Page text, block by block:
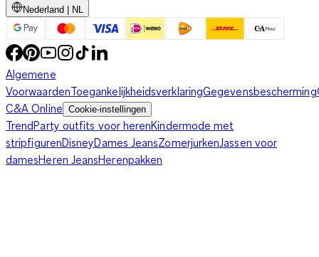
Nederland | NL
Algemene
VoorwaardenToegankelijkheidsverklaringGegevensbescherming
C&A Online Cookie-instellingen
TrendParty outfits voor herenKindermode met
stripfigurenDisneyDames JeansZomerjurkenJassen voor
damesHeren JeansHerenpakken